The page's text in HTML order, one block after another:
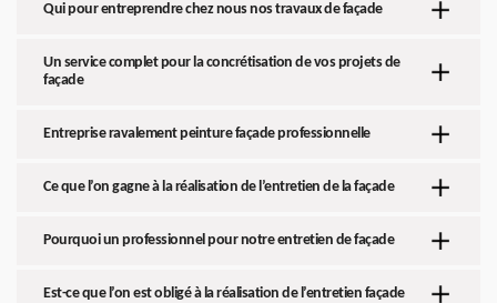
Qui pour entreprendre chez nous nos travaux de façade
Un service complet pour la concrétisation de vos projets de
façade
Entreprise ravalement peinture façade professionnelle
Ce que l’on gagne à la réalisation de l’entretien de la façade
Pourquoi un professionnel pour notre entretien de façade
Est-ce que l’on est obligé à la réalisation de l’entretien façade